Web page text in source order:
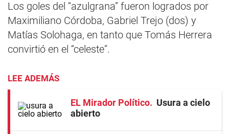
Los goles del “azulgrana” fueron logrados por
Maximiliano Córdoba, Gabriel Trejo (dos) y
Matías Solohaga, en tanto que Tomás Herrera
convirtió en el “celeste”.
LEE ADEMÁS
EL Mirador Político
Usura a cielo
abierto